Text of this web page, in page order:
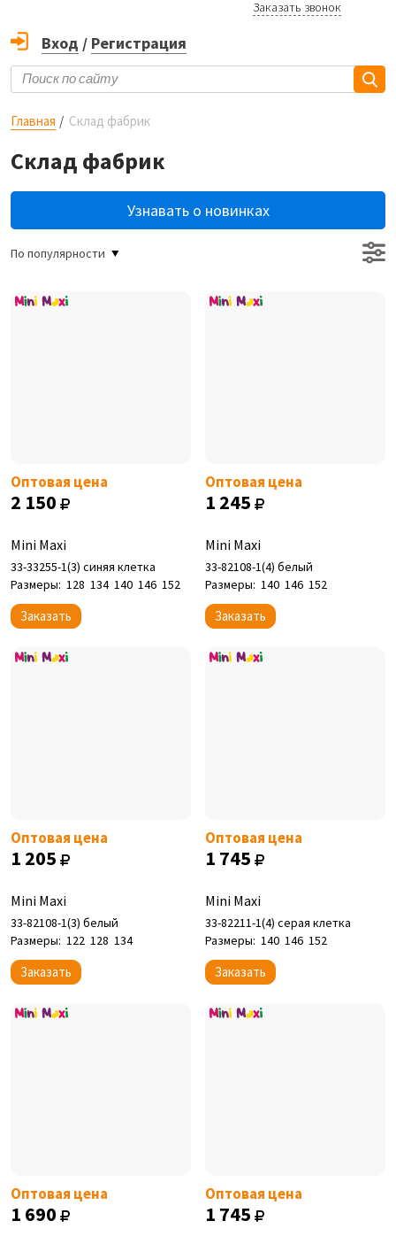
Заказать звонок
Вход / Регистрация
Главная Склад фабрик
Склад фабрик
Узнавать о новинках
По популярности
Оптовая цена
2 150
Mini Maxi
33-33255-1(3) синяя клетка
Размеры: 128 134 140 146 152
Заказать
Оптовая цена
1 245
Mini Maxi
33-82108-1(4) белый
Размеры: 140 146 152
Заказать
Оптовая цена
1 205
Mini Maxi
33-82108-1(3) белый
Размеры: 122 128 134
Заказать
Оптовая цена
1 745
Mini Maxi
33-82211-1(4) серая клетка
Размеры: 140 146 152
Заказать
Оптовая цена
1 690
Оптовая цена
1 745